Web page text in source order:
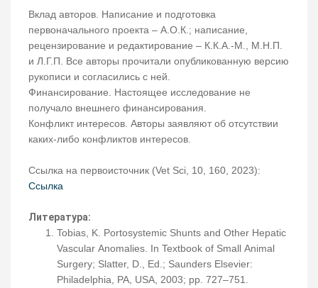
Вклад авторов. Написание и подготовка
первоначального проекта – А.О.К.; написание,
рецензирование и редактирование – К.К.А.-М., М.Н.П.
и Л.Г.П. Все авторы прочитали опубликованную версию
рукописи и согласились с ней.
Финансирование. Настоящее исследование не
получало внешнего финансирования.
Конфликт интересов. Авторы заявляют об отсутствии
каких-либо конфликтов интересов.
Ссылка на первоисточник (Vet Sci, 10, 160, 2023):
Ссылка
Литература:
Tobias, K. Portosystemic Shunts and Other Hepatic
Vascular Anomalies. In Textbook of Small Animal
Surgery; Slatter, D., Ed.; Saunders Elsevier:
Philadelphia, PA, USA, 2003; pp. 727–751.